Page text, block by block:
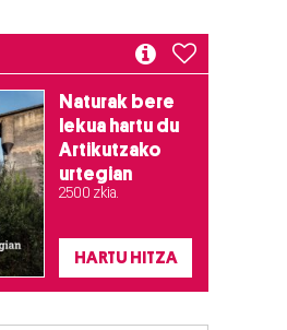
Naturak bere
lekua hartu du
Artikutzako
urtegian
2.500 zkia.
HARTU HITZA